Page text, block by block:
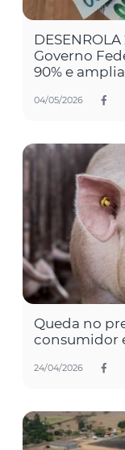
Governo
90% e
04/05/2026
Queda no
consumidor
24/04/2026